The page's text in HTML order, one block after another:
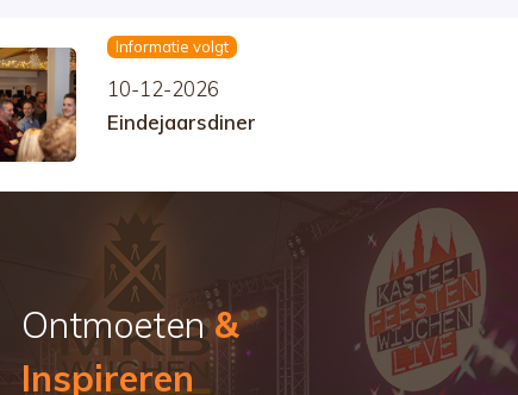
Informatie volgt
10-12-2026
Eindejaarsdiner
Ontmoeten&
Inspireren